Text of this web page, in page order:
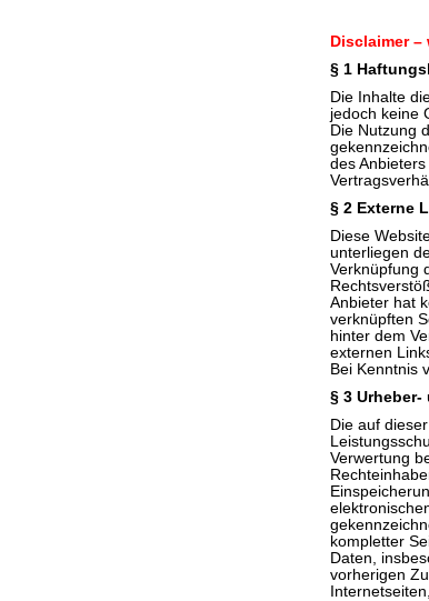
Disclaimer
§ 1
Die Inhalte
jedoch keine
Die Nutzung
des
§ 2 Externe
Diese
unterliegen
Verknüpfung
Anbieter hat
verknüpften
hinter dem
externen
Bei Kenntnis
§ 3
Die auf
Verwertung
kompletter
Daten,
vorherigen